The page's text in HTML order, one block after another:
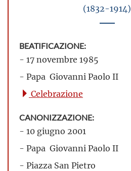
(1832-1914)
BEATIFICAZIONE:
- 17 novembre 1985
- Papa Giovanni Paolo II
Celebrazione
CANONIZZAZIONE:
- 10 giugno 2001
- Papa Giovanni Paolo II
- Piazza San Pietro